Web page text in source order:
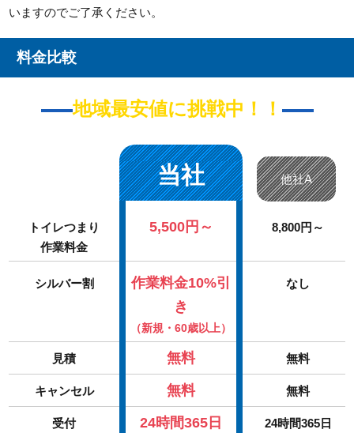
いますのでご了承ください。
料金比較
地域最安値に挑戦中！！
当社 他社A
トイレつまり
作業料金
5,500円～ 8,800円～
シルバー割
作業料金10%引
き
（新規・60歳以上）
なし
見積 無料 無料
キャンセル 無料 無料
受付 24時間365日 24時間365日